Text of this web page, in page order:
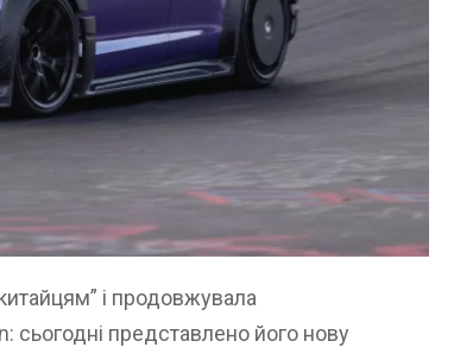
і продовжувала
сьогодні представлено його нову